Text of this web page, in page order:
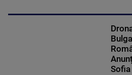
Sofia